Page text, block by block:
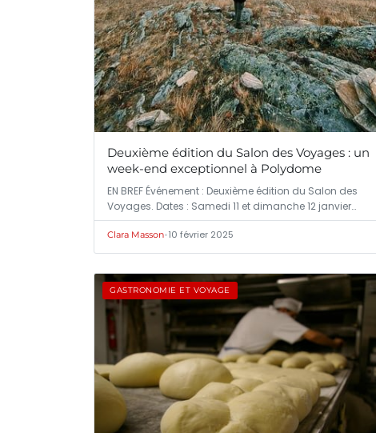
Deuxième édition du Salon des Voyages : un
week-end exceptionnel à Polydome
EN BREF Événement : Deuxième édition du Salon des
Voyages. Dates : Samedi 11 et dimanche 12 janvier…
Clara Masson•10 février 2025
GASTRONOMIE ET VOYAGE